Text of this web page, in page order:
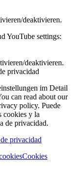
deaktivieren.
YouTube settings:
deaktivieren.
privacidad
im Detail
can read about our
policy. Puede
cookies y la
de privacidad.
privacidad
Cookies